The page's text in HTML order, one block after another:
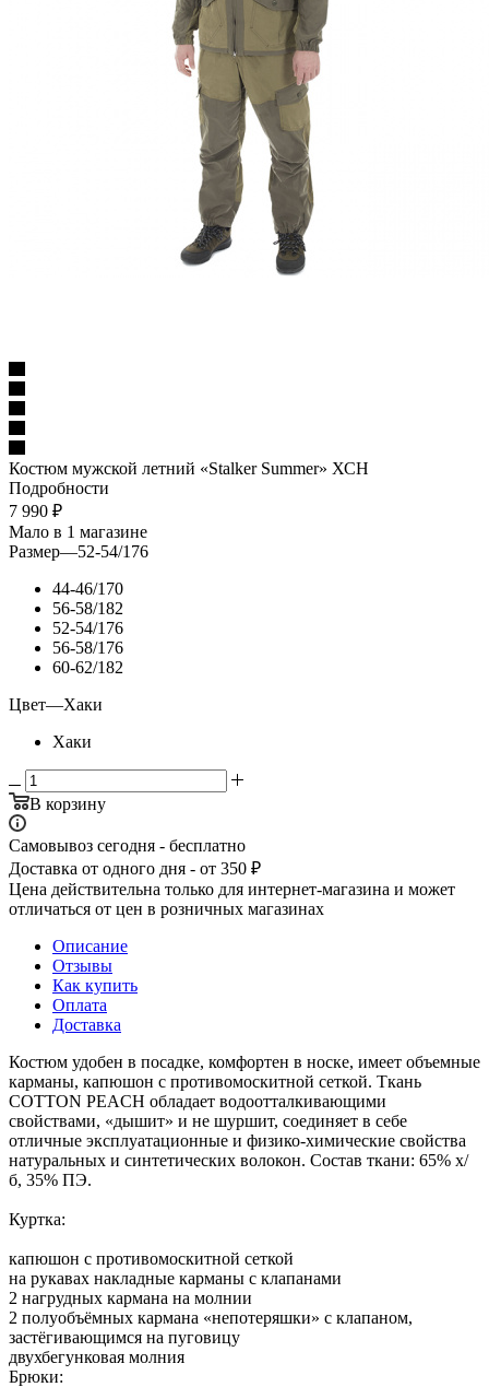
Костюм мужской летний «Stalker Summer» ХСН
Подробности
7 990 ₽
Мало в 1 магазине
Размер—52-54/176
44-46/170
56-58/182
52-54/176
56-58/176
60-62/182
Цвет—Хаки
Хаки
В корзину
Самовывоз сегодня - бесплатно
Доставка от одного дня - от 350 ₽
Цена действительна только для интернет-магазина и может
отличаться от цен в розничных магазинах
Описание
Отзывы
Как купить
Оплата
Доставка
Костюм удобен в посадке, комфортен в носке, имеет объемные
карманы, капюшон с противомоскитной сеткой. Ткань
COTTON PEACH обладает водоотталкивающими
свойствами, «дышит» и не шуршит, соединяет в себе
отличные эксплуатационные и физико-химические свойства
натуральных и синтетических волокон. Состав ткани: 65% х/
б, 35% ПЭ.
Куртка:
капюшон с противомоскитной сеткой
на рукавах накладные карманы с клапанами
2 нагрудных кармана на молнии
2 полуобъёмных кармана «непотеряшки» с клапаном,
застёгивающимся на пуговицу
двухбегунковая молния
Брюки: